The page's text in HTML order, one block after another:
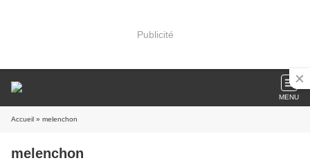
Publicité
MENU
Accueil » melenchon
melenchon